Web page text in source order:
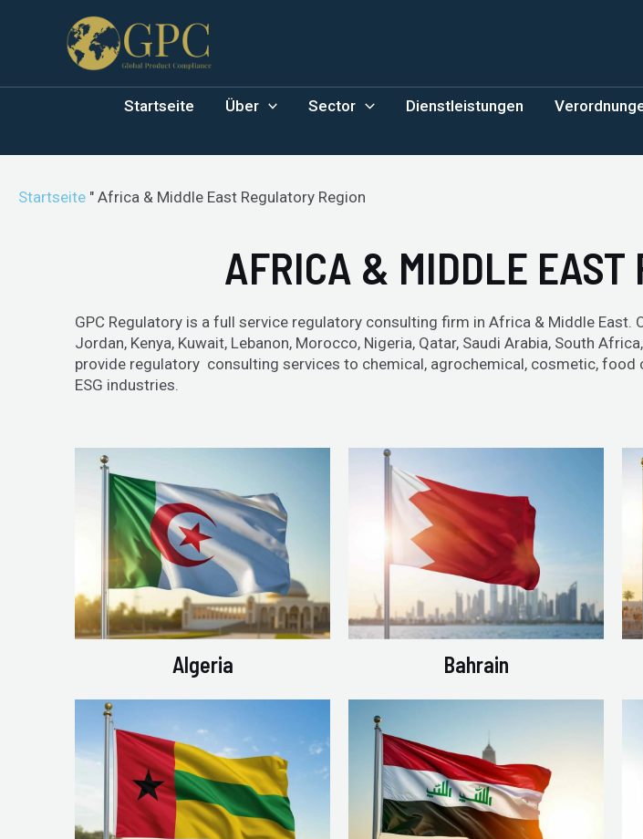
Startseite Über Sector Dienstleistungen
Startseite " Africa & Middle East Regulatory Region
AFRICA & MIDDLE EAST
GPC Regulatory is a full service regulatory consulting firm in Africa & Middle
Jordan, Kenya, Kuwait, Lebanon, Morocco, Nigeria, Qatar, Saudi Arabia, South
provide regulatory consulting services to chemical, agrochemical, cosmetic,
ESG industries.
Algeria Bahrain